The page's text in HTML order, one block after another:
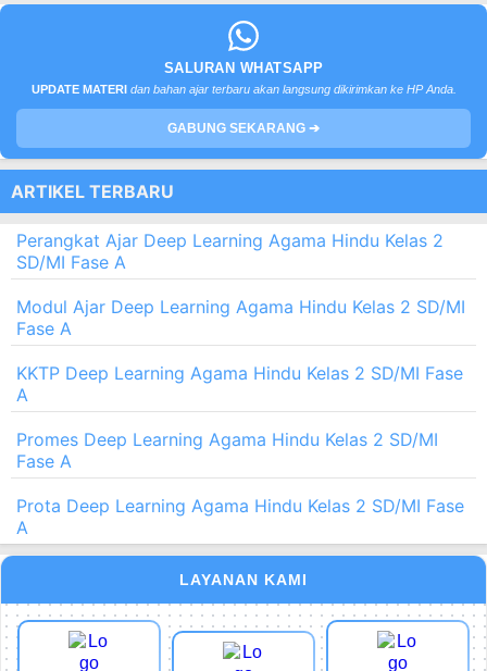
SALURAN WHATSAPP
UPDATE MATERI dan bahan ajar terbaru akan langsung dikirimkan ke HP Anda.
GABUNG SEKARANG ➔
ARTIKEL TERBARU
Perangkat Ajar Deep Learning Agama Hindu Kelas 2
SD/MI Fase A
Modul Ajar Deep Learning Agama Hindu Kelas 2 SD/MI
Fase A
KKTP Deep Learning Agama Hindu Kelas 2 SD/MI Fase
A
Promes Deep Learning Agama Hindu Kelas 2 SD/MI
Fase A
Prota Deep Learning Agama Hindu Kelas 2 SD/MI Fase
A
LAYANAN KAMI